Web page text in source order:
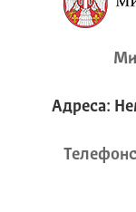
Адреса: